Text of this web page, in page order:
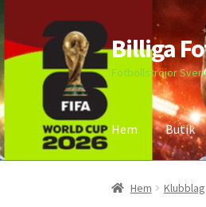
Hoppa
till
navigering
Hoppa
till
innehåll
Billiga
Fotbollströjor
Hem Butik
Hem Bloggar Butik
Hem Klubblag